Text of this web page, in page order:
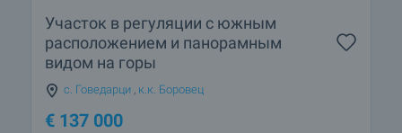
Участок в регуляции с южным
расположением и панорамным
видом на горы
с. Говедарци , к.к. Боровец
€ 137 000